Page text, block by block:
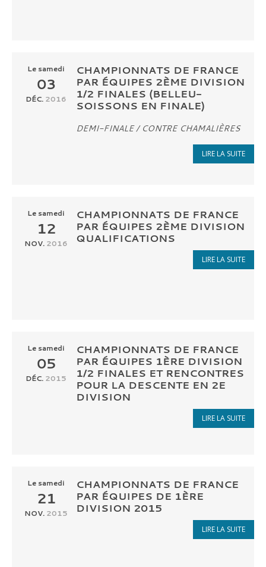
Le samedi
03
DÉC. 2016
CHAMPIONNATS DE FRANCE
PAR ÉQUIPES 2ÈME DIVISION
1/2 FINALES (BELLEU-
SOISSONS EN FINALE)
DEMI-FINALE / CONTRE CHAMALIÈRES
LIRE LA SUITE
Le samedi
12
NOV. 2016
CHAMPIONNATS DE FRANCE
PAR ÉQUIPES 2ÈME DIVISION
QUALIFICATIONS
LIRE LA SUITE
Le samedi
05
DÉC. 2015
CHAMPIONNATS DE FRANCE
PAR ÉQUIPES 1ÈRE DIVISION
1/2 FINALES ET RENCONTRES
POUR LA DESCENTE EN 2E
DIVISION
LIRE LA SUITE
Le samedi
21
NOV. 2015
CHAMPIONNATS DE FRANCE
PAR ÉQUIPES DE 1ÈRE
DIVISION 2015
LIRE LA SUITE